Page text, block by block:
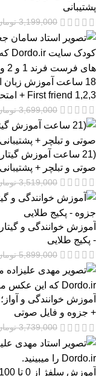
پشتیبانی
3,199,000
2,3,First friend 1 + امتحان + پشتیبانی
3,699,000
صوتی و تبلچر +
3,519,000
- پکیج طلایی
5,899,000
+ جزوه و فایل صوتی
3,739,000